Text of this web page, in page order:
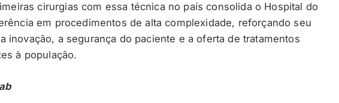
cirurgias com essa técnica no país consolida o Hospital do
em procedimentos de alta complexidade, reforçando seu
inovação, a segurança do paciente e a oferta de tratamentos
à população.